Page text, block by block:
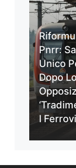
Pnrr:
Unico
Dopo
I